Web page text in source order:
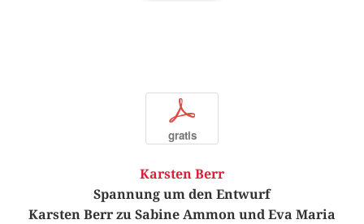
p
gratis
Karsten Berr
Spannung um den Entwurf
Karsten Berr zu Sabine Ammon und Eva Maria